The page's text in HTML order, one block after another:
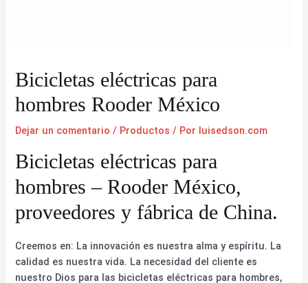
Bicicletas eléctricas para
hombres Rooder México
Dejar un comentario / Productos / Por luisedson.com
Bicicletas eléctricas para
hombres – Rooder México,
proveedores y fábrica de China.
Creemos en: La innovación es nuestra alma y espíritu. La
calidad es nuestra vida. La necesidad del cliente es
nuestro Dios para las bicicletas eléctricas para hombres,